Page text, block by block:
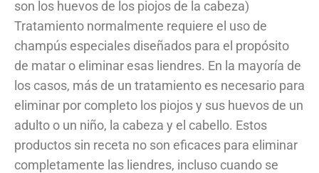
son los huevos de los piojos de la cabeza)
Tratamiento normalmente requiere el uso de
champús especiales diseñados para el propósito
de matar o eliminar esas liendres. En la mayoría de
los casos, más de un tratamiento es necesario para
eliminar por completo los piojos y sus huevos de un
adulto o un niño, la cabeza y el cabello. Estos
productos sin receta no son eficaces para eliminar
completamente las liendres, incluso cuando se